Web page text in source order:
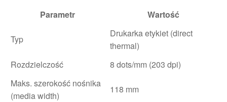
Parametr
Wartość
Typ
Drukarka etykiet (direct
thermal)
Rozdzielczość
8 dots/mm (203 dpi)
Maks. szerokość nośnika
(media width)
118 mm